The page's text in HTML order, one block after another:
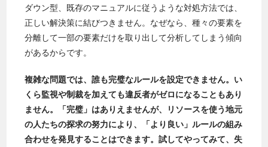
ダウン型、既存のマニュアルに従うような対処方法では、
正しい解決策に結びつきません。なぜなら、種々の要素を
分離して一部の要素だけを取り出して分析してしまう傾向
があるからです。
複雑な問題では、誰も完璧なルールを設定できません。い
くら監視や制裁を加えても違反者がゼロになることもあり
ません。「完璧」はありえませんが、リソースを使う地元
の人たちの探求の努力により、「より良い」ルールの組み
合わせを発見することはできます。試してやってみて、失